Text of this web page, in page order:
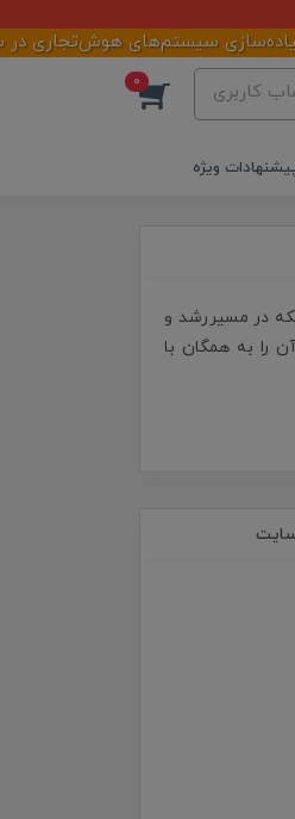
هوش‌تجاری در سازمان‌ها
کاربری 0
ویژه
در مسیررشد و
را به همگان با